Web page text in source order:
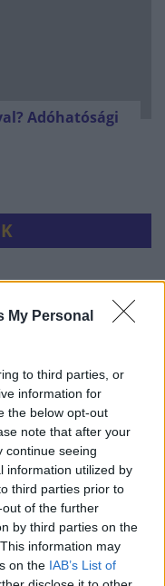
My Personal
to third parties, or
information for
the below opt-out
note that after your
continue seeing
information utilized by
third parties prior to
of the further
by third parties on the
information may
on the IAB’s List of
Adóhatósági
és a